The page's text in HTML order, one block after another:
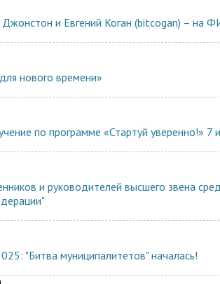
Джонстон и Евгений Коган (bitcogan) –
нового времени»
по программе «Стартуй уверенно!» 7
и руководителей высшего звена
"Битва муниципалитетов" началась!